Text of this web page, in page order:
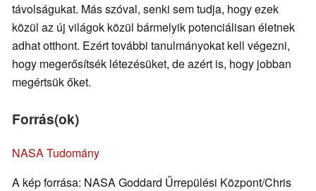
távolságukat. Más szóval, senki sem tudja, hogy ezek
közül az új világok közül bármelyik potenciálisan életnek
adhat otthont. Ezért további tanulmányokat kell végezni,
hogy megerősítsék létezésüket, de azért is, hogy jobban
megértsük őket.
Forrás(ok)
NASA Tudomány
A kép forrása: NASA Goddard Űrrepülési Központ/Chris